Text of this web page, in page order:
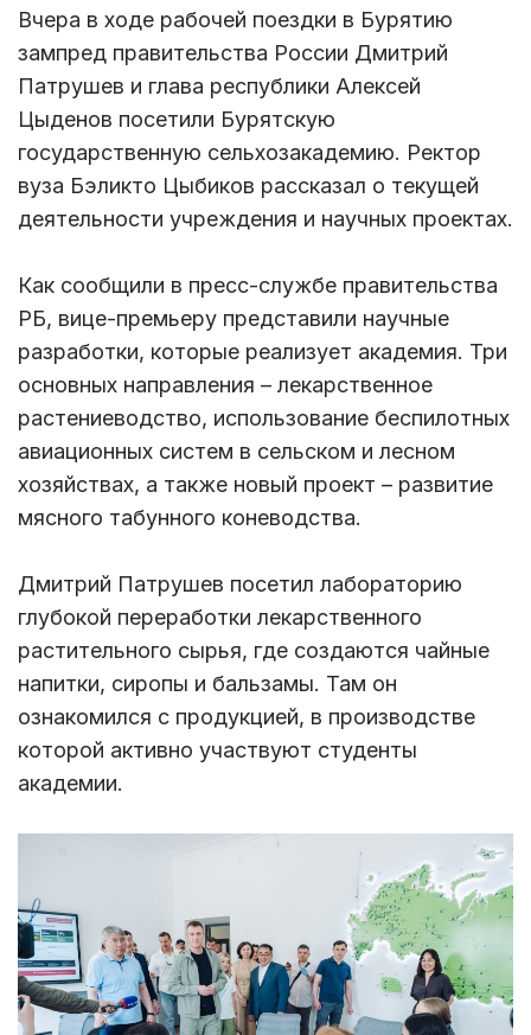
Вчера в ходе рабочей поездки в Бурятию
зампред правительства России Дмитрий
Патрушев и глава республики Алексей
Цыденов посетили Бурятскую
государственную сельхозакадемию. Ректор
вуза Бэликто Цыбиков рассказал о текущей
деятельности учреждения и научных проектах.
Как сообщили в пресс-службе правительства
РБ, вице-премьеру представили научные
разработки, которые реализует академия. Три
основных направления – лекарственное
растениеводство, использование беспилотных
авиационных систем в сельском и лесном
хозяйствах, а также новый проект – развитие
мясного табунного коневодства.
Дмитрий Патрушев посетил лабораторию
глубокой переработки лекарственного
растительного сырья, где создаются чайные
напитки, сиропы и бальзамы. Там он
ознакомился с продукцией, в производстве
которой активно участвуют студенты
академии.